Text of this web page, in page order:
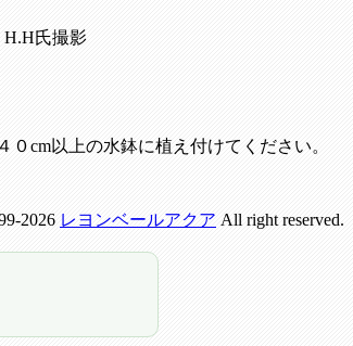
H.H氏撮影
cm以上の水鉢に植え付けてください。
2026 レヨンベールアクア All right reserved.